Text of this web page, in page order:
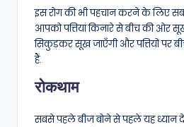
इस रोग की भी पहचान करने के लिए
आपको पत्तियां किनारे से बीच की ओर
सिकुड़कर सूख जाएँगी और पत्तियों पर
हैं.
रोकथाम
सबसे पहले बीज बोने से पहले यह ध्यान दें